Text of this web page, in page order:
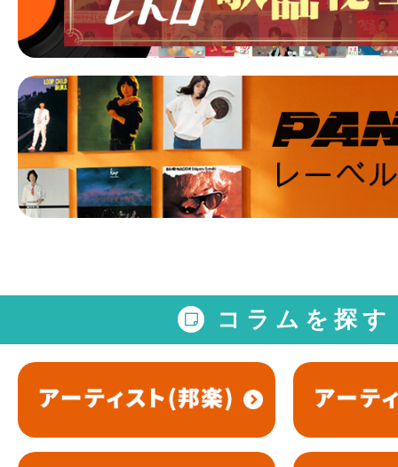
コラムを探す